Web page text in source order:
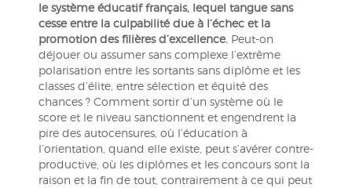
le système éducatif français, lequel tangue sans
cesse entre la culpabilité due à l’échec et la
promotion des filières d’excellence. Peut-on
déjouer ou assumer sans complexe l’extrême
polarisation entre les sortants sans diplôme et les
classes d’élite, entre sélection et équité des
chances ? Comment sortir d’un système où le
score et le niveau sanctionnent et engendrent la
pire des autocensures, où l’éducation à
l’orientation, quand elle existe, peut s’avérer contre-
productive, où les diplômes et les concours sont la
raison et la fin de tout, contrairement à ce qui peut